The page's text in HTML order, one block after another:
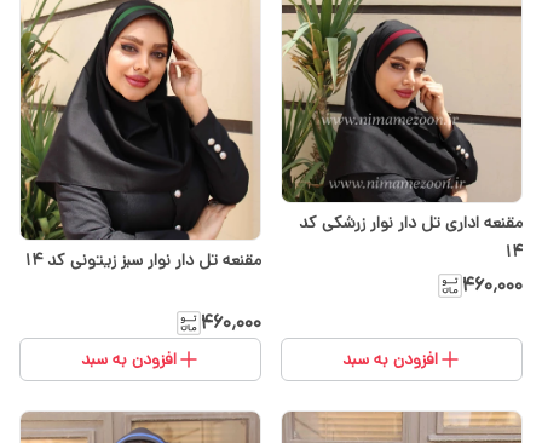
مقنعه اداری تل دار نوار زرشکی کد
۱۴
۴۶۰٬۰۰۰
افزودن به سبد
مقنعه تل دار نوار سبز زیتونی کد 14
۴۶۰٬۰۰۰
افزودن به سبد